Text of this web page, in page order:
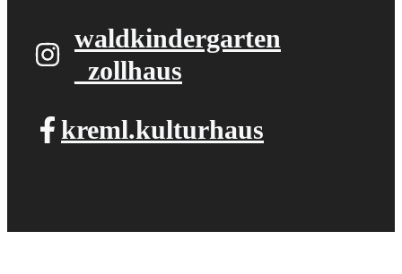
waldkindergarten​
_zollhaus
kreml.kulturhaus